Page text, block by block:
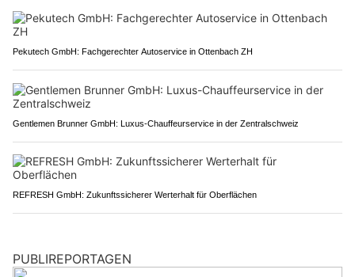
Pekutech GmbH: Fachgerechter Autoservice in Ottenbach ZH
Gentlemen Brunner GmbH: Luxus-Chauffeurservice in der Zentralschweiz
REFRESH GmbH: Zukunftssicherer Werterhalt für Oberflächen
PUBLIREPORTAGEN